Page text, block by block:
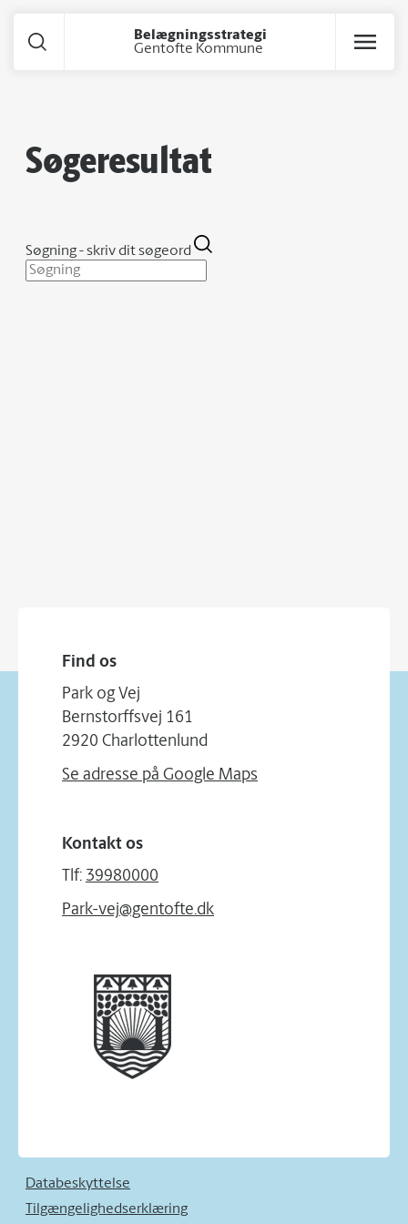
Belægningsstrategi
Gentofte Kommune
Søgeresultat
Søgning - skriv dit søgeord
Find os
Park og Vej
Bernstorffsvej 161
2920 Charlottenlund
Se adresse på Google Maps
Kontakt os
Tlf: 39980000
Park-vej@gentofte.dk
Databeskyttelse
Tilgængelighedserklæring